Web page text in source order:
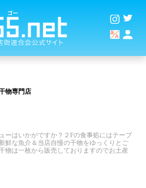
物専門店
ーはいかがですか？２Fの食事処にはテーブ
鮮な魚介＆当店自慢の干物をゆっくりとご
物は一枚から販売しておりますのでお土産